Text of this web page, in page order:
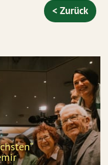
< Zurück